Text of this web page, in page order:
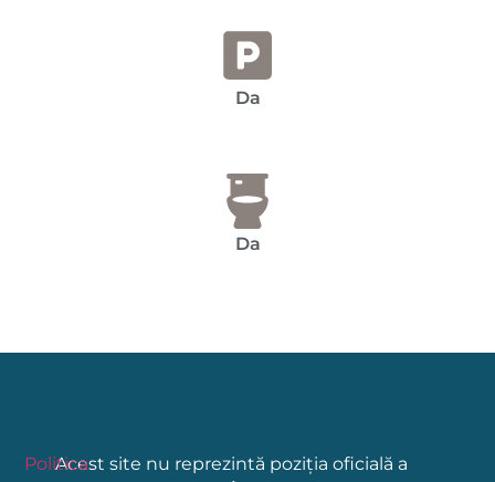
Da
Da
Acest site nu reprezintă poziția oficială a
Politica